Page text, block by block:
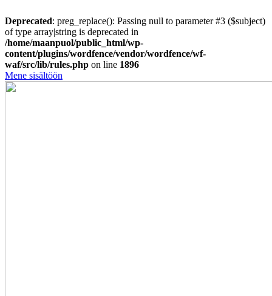
Deprecated: preg_replace(): Passing null to parameter #3 ($subject)
of type array|string is deprecated in
/home/maanpuol/public_html/wp-
content/plugins/wordfence/vendor/wordfence/wf-
waf/src/lib/rules.php on line 1896
Mene sisältöön